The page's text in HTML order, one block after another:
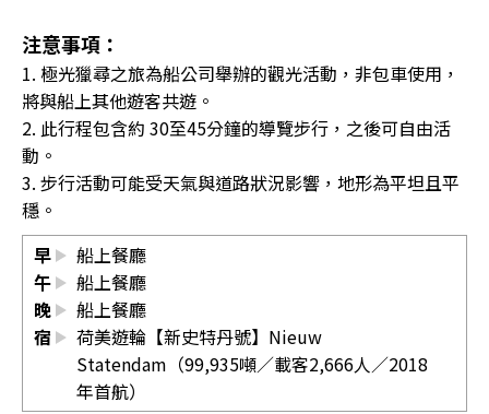
注意事項：
1. 極光獵尋之旅為船公司舉辦的觀光活動，非包車使用，
將與船上其他遊客共遊。
2. 此行程包含約 30至45分鐘的導覽步行，之後可自由活
動。
3. 步行活動可能受天氣與道路狀況影響，地形為平坦且平
穩。
早
船上餐廳
午
船上餐廳
晚
船上餐廳
宿
荷美遊輪【新史特丹號】Nieuw
Statendam（99,935噸／載客2,666人／2018
年首航）